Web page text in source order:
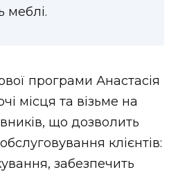
меблі.
програми Анастасія
місця та візьме на
що дозволить
клієнтів:
забезпечить